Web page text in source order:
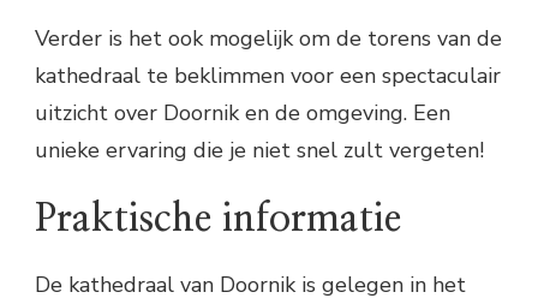
Verder is het ook mogelijk om de torens van de
kathedraal te beklimmen voor een spectaculair
uitzicht over Doornik en de omgeving. Een
unieke ervaring die je niet snel zult vergeten!
Praktische informatie
De kathedraal van Doornik is gelegen in het